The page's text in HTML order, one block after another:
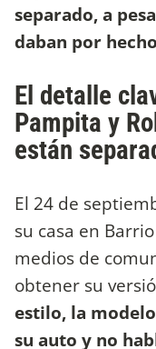
separado, a
daban por
El detalle
Pampita y
están
El 24 de
su casa en
medios de
obtener su
estilo, la
su auto y no